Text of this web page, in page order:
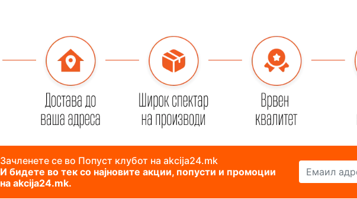
Зачленете се во Попуст клубот на akcija24.mk
И бидете во тек со најновите акции, попусти и промоции
на akcija24.mk.
Емаил адреса